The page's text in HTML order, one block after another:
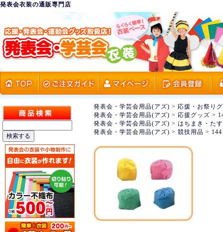
発表会衣装の通販専門店
発表会・学芸会用品(アズ) > 応援・お祭り
発表会・学芸会用品(アズ) > 応援グッズ >
発表会・学芸会用品(アズ) > はちまき・た
発表会・学芸会用品(アズ) > 競技用品 >